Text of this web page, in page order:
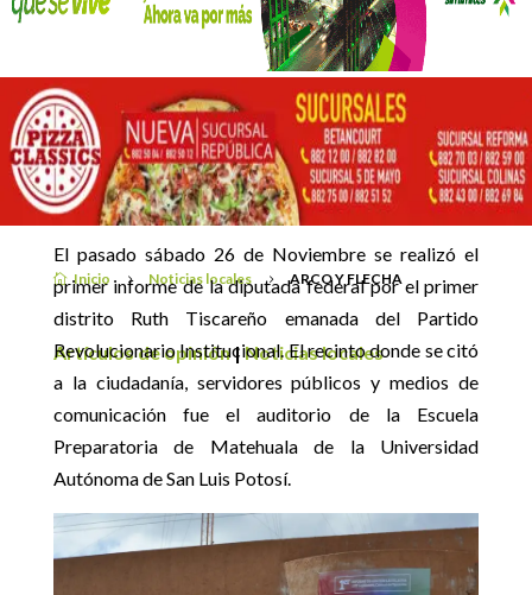
 Inicio 5 Noticias locales 5 ARCO Y FLECHA
Artículos de opinión|Noticias locales
LO QUE OLVIDO INFORMAR RUTH TISCAREÑO
Por: Ing. José Ismael Leyva Nava
El pasado sábado 26 de Noviembre se realizó el
primer informe de la diputada federal por el primer
distrito Ruth Tiscareño emanada del Partido
Revolucionario Institucional. El recinto donde se citó
a la ciudadanía, servidores públicos y medios de
comunicación fue el auditorio de la Escuela
Preparatoria de Matehuala de la Universidad
Autónoma de San Luis Potosí.